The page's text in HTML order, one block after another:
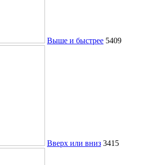
Выше и быстрее 5409
Вверх или вниз 3415